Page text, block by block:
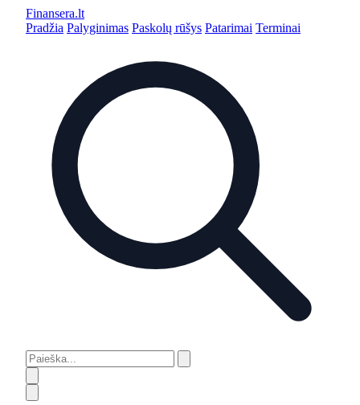
Finansera.lt
Pradžia Palyginimas Paskolų rūšys Patarimai Terminai